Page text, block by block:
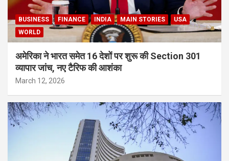
BUSINESS FINANCE INDIA MAIN STORIES
USA
WORLD
अमेरिका ने भारत समेत 16 देशों पर शुरू की Section 301
व्यापार जांच, नए टैरिफ की आशंका
March 12, 2026